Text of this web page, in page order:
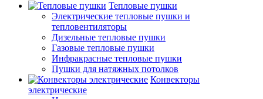
Тепловые пушки
Электрические тепловые пушки и
тепловентиляторы
Дизельные тепловые пушки
Газовые тепловые пушки
Инфракрасные тепловые пушки
Пушки для натяжных потолков
Конвекторы
электрические